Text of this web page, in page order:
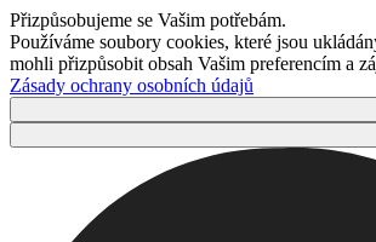
Přizpůsobujeme se Vašim potřebám.
Používáme soubory cookies, které jsou
mohli přizpůsobit obsah Vašim preferencím a
Zásady ochrany osobních údajů